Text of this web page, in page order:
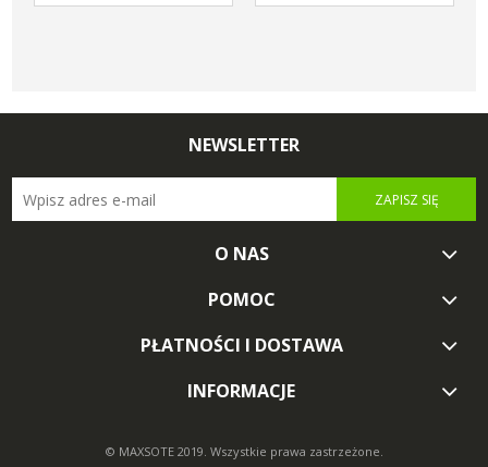
NEWSLETTER
ZAPISZ SIĘ
O NAS
POMOC
PŁATNOŚCI I DOSTAWA
INFORMACJE
© MAXSOTE 2019. Wszystkie prawa zastrzeżone.